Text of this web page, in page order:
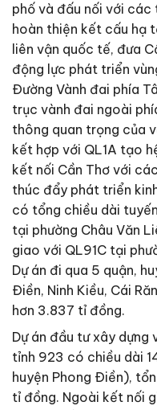
phố và đấu nối với
hoàn thiện kết cấu hạ
liên vận quốc tế, đưa
động lực phát triển
Ðường Vành đai phía
trục vành đai ngoài
thông quan trọng của
kết hợp với QL1A tạo
kết nối Cần Thơ với
thúc đẩy phát triển
có tổng chiều dài
tại phường Châu Văn
giao với QL91C tại
Dự án đi qua 5 quận,
Ðiền, Ninh Kiều, Cái
hơn 3.837 tỉ đồng.
Dự án đầu tư xây dựng
tỉnh 923 có chiều dài
huyện Phong Ðiền),
tỉ đồng. Ngoài kết nối